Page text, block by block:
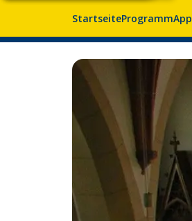
StartseiteProgrammApp